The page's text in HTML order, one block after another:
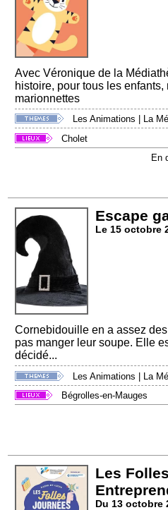
Avec Véronique de la
histoire, pour tous les
marionnettes
Les Animations
La
Cholet
En
Escape
Le 15 octobre
Cornebidouille en a assez
pas manger leur soupe. Elle
décidé...
Les Animations
La
Bégrolles-en-Mauges
Les
Du 13 octobre